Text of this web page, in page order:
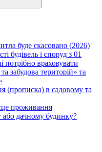
буде скасовано (2026)
будівель і споруд з 01
потрібно враховувати
забудова територій» та
(прописка) в садовому та
проживання
дачному будинку?